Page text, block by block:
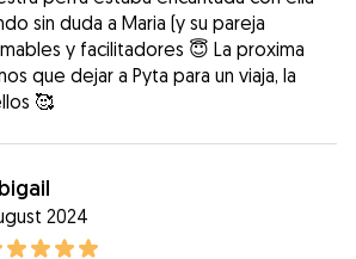
sin duda a Maria (y su pareja
y facilitadores 😇 La proxima
que dejar a Pyta para un viaja, la
🥰
2024